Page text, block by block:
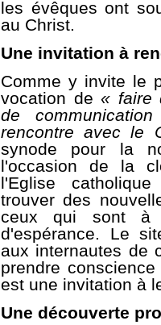
les évêques ont
au Christ.
Une invitation à
Comme y invite le
vocation de« faire
de
rencontre avec le
synode pour la
l'occasion de la
l'Eglise
trouver des
ceux qui sont à
d'espérance. Le
aux internautes de
prendre
est une invitation à
Une découverte